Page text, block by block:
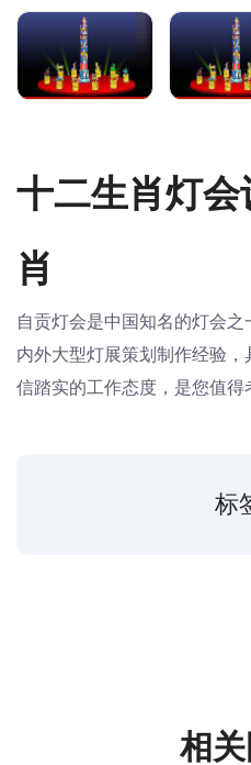
十二生肖灯
肖
自贡灯会是中国知名的灯会
内外大型灯展策划制作经验
信踏实的工作态度，是您值得
标
相